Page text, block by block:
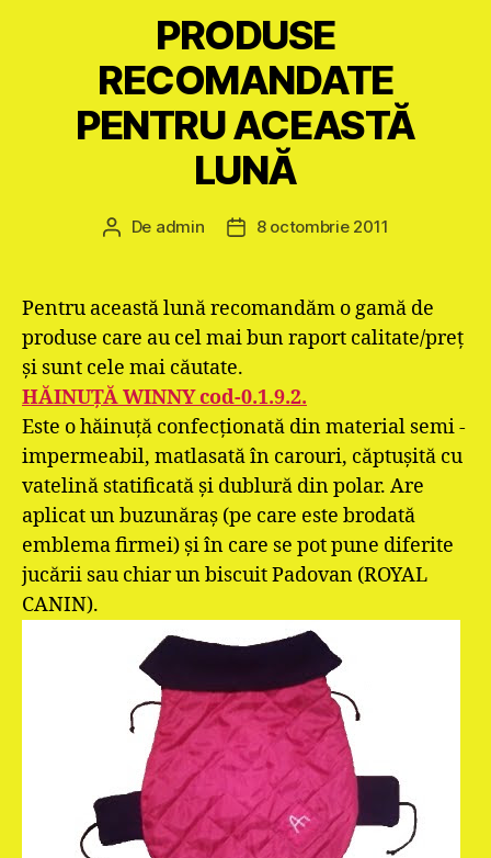
PRODUSE
RECOMANDATE
PENTRU ACEASTĂ
LUNĂ
Autor
De admin
Dată8 octombrie 2011
Pentru această lună recomandăm o gamă de
produse care au cel mai bun raport calitate/preţ
şi sunt cele mai căutate.
HĂINUŢĂ WINNY cod-0.1.9.2.
Este o hăinuţă confecţionată din material semi -
impermeabil, matlasată în carouri, căptuşită cu
vatelină statificată şi dublură din polar. Are
aplicat un buzunăraş (pe care este brodată
emblema firmei) şi în care se pot pune diferite
jucării sau chiar un biscuit Padovan (ROYAL
CANIN).